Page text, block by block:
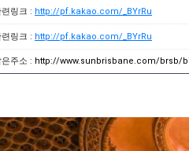
련링크 : http://pf.kakao.com/_BYrRu
련링크 : http://pf.kakao.com/_BYrRu
은주소 : http://www.sunbrisbane.com/brsb/